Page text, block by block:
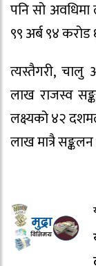
पनि सो
९९ अर्ब ९४
त्यस्तैगरी,
लाख राजस्व
लक्ष्यको ४२
लाख मात्रै